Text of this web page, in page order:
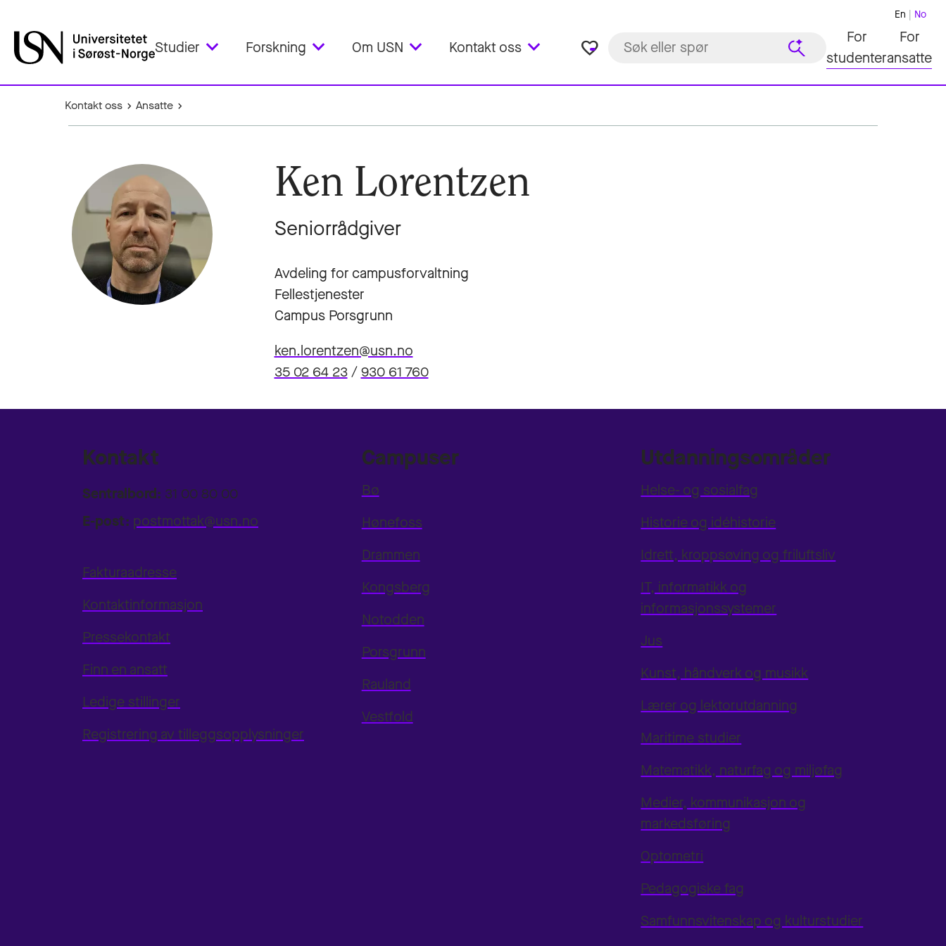
Studier Forskning Om USN Kontakt oss favorite_border
En No
For
studenter
For
ansatte
Kontakt oss Ansatte
Ken Lorentzen
Seniorrådgiver
Avdeling for campusforvaltning
Fellestjenester
Campus Porsgrunn
ken.lorentzen@usn.no
35 02 64 23/930 61 760
Kontakt
Sentralbord: 31 00 80 00
E-post: postmottak@usn.no
Fakturaadresse
Kontaktinformasjon
Pressekontakt
Finn en ansatt
Ledige stillinger
Registrering av tilleggsopplysninger
Campuser
Bø
Hønefoss
Drammen
Kongsberg
Notodden
Porsgrunn
Rauland
Vestfold
Utdanningsområder
Helse- og sosialfag
Historie og idéhistorie
Idrett, kroppsøving og friluftsliv
IT, informatikk og
informasjonssystemer
Jus
Kunst, håndverk og musikk
Lærer og lektorutdanning
Maritime studier
Matematikk, naturfag og miljøfag
Medier, kommunikasjon og
markedsføring
Optometri
Pedagogiske fag
Samfunnsvitenskap og kulturstudier